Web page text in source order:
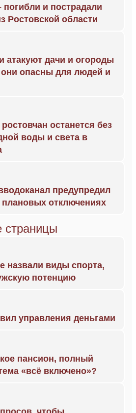
погибли и пострадали
Ростовской области
атакуют дачи и огороды
опасны для людей и
ростовчан останется без
воды и света в
предупредил
отключениях
страницы
назвали виды спорта,
потенцию
управления деньгами
пансион, полный
«всё включено»?